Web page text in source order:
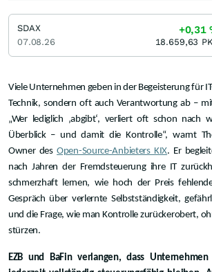
Viele Unternehmen geben in der Begeisterung für
Technik, sondern oft auch Verantwortung ab –
„Wer lediglich ‚abgibt‘, verliert oft schon nach
Überblick – und damit die Kontrolle“, warnt
Owner desOpen-Source-Anbieters KIX. Er
nach Jahren der Fremdsteuerung ihre IT
schmerzhaft lernen, wie hoch der Preis
Gespräch über verlernte Selbstständigkeit,
und die Frage, wie man Kontrolle zurückerobert,
stürzen.
EZB und BaFin verlangen, dass
SDAX
07.08.26
+0,31
18.659,63